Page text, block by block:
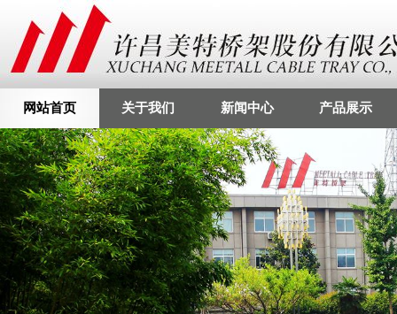
网站首页 关于我们 新闻中心 产品展示